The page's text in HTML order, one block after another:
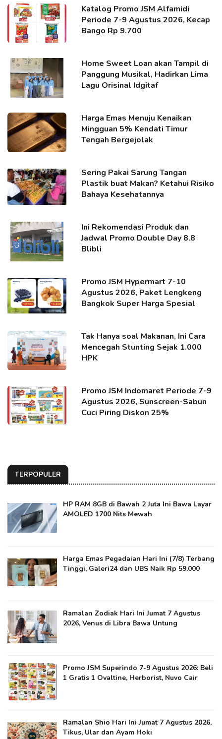
Katalog Promo JSM Alfamidi
Periode 7-9 Agustus 2026, Kecap
Bango Rp 9.700
Home Sweet Loan akan Tampil di
Panggung Musikal, Hadirkan Lima
Lagu Orisinal Idgitaf
Harga Emas Menuju Kenaikan
Mingguan 5% Kendati Timur
Tengah Bergejolak
Sering Pakai Sarung Tangan
Plastik buat Makan? Ketahui Risiko
Bahaya Kesehatannya
Ini Rekomendasi Produk dan
Jadwal Promo Double Day 8.8
Blibli
Promo JSM Hypermart 7-10
Agustus 2026, Paket Lengkeng
Bangkok Super Harga Spesial
Tak Hanya soal Makanan, Ini Cara
Mencegah Stunting Sejak 1.000
HPK
Promo JSM Indomaret Periode 7-9
Agustus 2026, Sunscreen-Sabun
Cuci Piring Diskon 25%
TERPOPULER
HP RAM 8GB di Bawah 2 Juta Ini Bawa Layar
AMOLED 1700 Nits Mewah
Harga Emas Pegadaian Hari Ini (7/8) Terbang
Tinggi, Galeri24 dan UBS Naik Rp 59.000
Ramalan Zodiak Hari Ini Jumat 7 Agustus
2026, Venus di Libra Bawa Untung
Promo JSM Superindo 7-9 Agustus 2026: Beli
1 Gratis 1 Ovaltine, Herborist, Nuvo Cair
Ramalan Shio Hari Ini Jumat 7 Agustus 2026,
Tikus, Ular dan Ayam Hoki